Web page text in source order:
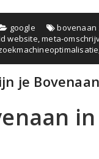
google bovenaan
website,meta-
je